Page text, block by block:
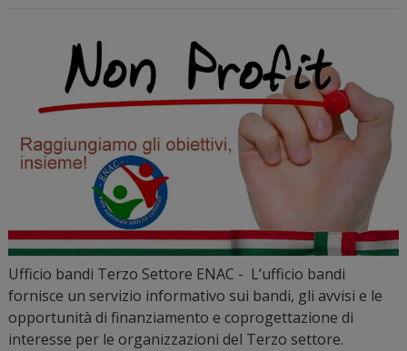
Ufficio bandi Terzo Settore ENAC - L’ufficio bandi
fornisce un servizio informativo sui bandi, gli avvisi e le
opportunità di finanziamento e coprogettazione di
interesse per le organizzazioni del Terzo settore.